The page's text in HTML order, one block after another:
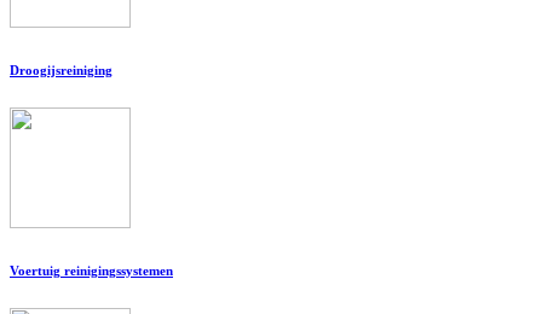
Droogijsreiniging
Voertuig reinigingssystemen